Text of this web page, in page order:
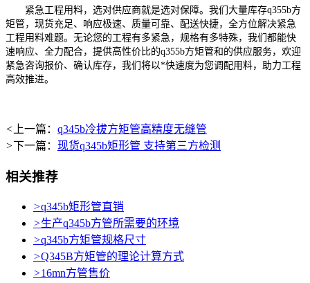
紧急工程用料，选对供应商就是选对保障。我们大量库存q355b方
矩管，现货充足、响应极速、质量可靠、配送快捷，全方位解决紧急
工程用料难题。无论您的工程有多紧急，规格有多特殊，我们都能快
速响应、全力配合，提供高性价比的q355b方矩管和的供应服务，欢迎
紧急咨询报价、确认库存，我们将以*快速度为您调配用料，助力工程
高效推进。
< 上一篇： q345b冷拔方矩管高精度无缝管
>下一篇： 现货q345b矩形管 支持第三方检测
相关推荐
>q345b矩形管直销
>生产q345b方管所需要的环境
>q345b方矩管规格尺寸
>Q345B方矩管的理论计算方式
>16mn方管售价